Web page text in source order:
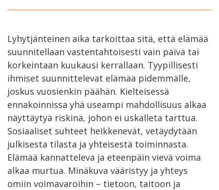
Lyhytjänteinen aika tarkoittaa sitä, että elämää
suunnitellaan vastentahtoisesti vain päivä tai
korkeintaan kuukausi kerrallaan. Tyypillisesti
ihmiset suunnittelevat elämää pidemmälle,
joskus vuosienkin päähän. Kielteisessä
ennakoinnissa yhä useampi mahdollisuus alkaa
näyttäytyä riskinä, johon ei uskalleta tarttua.
Sosiaaliset suhteet heikkenevät, vetäydytään
julkisesta tilasta ja yhteisestä toiminnasta.
Elämää kannatteleva ja eteenpäin vievä voima
alkaa murtua. Minäkuva vääristyy ja yhteys
omiin voimavaroihin – tietoon, taitoon ja